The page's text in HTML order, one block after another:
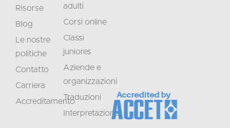
Risorse
Blog
Le nostre
politiche
Contatto
Carriera
Accreditamento
adulti
Corsi online
Classi
juniores
Aziende e
organizzazioni
Traduzioni
Interpretazione